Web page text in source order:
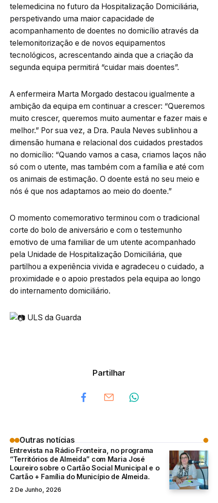
telemedicina no futuro da Hospitalização Domiciliária,
perspetivando uma maior capacidade de
acompanhamento de doentes no domicílio através da
telemonitorização e de novos equipamentos
tecnológicos, acrescentando ainda que a criação da
segunda equipa permitirá “cuidar mais doentes”.
A enfermeira Marta Morgado destacou igualmente a
ambição da equipa em continuar a crescer: “Queremos
muito crescer, queremos muito aumentar e fazer mais e
melhor.” Por sua vez, a Dra. Paula Neves sublinhou a
dimensão humana e relacional dos cuidados prestados
no domicílio: “Quando vamos a casa, criamos laços não
só com o utente, mas também com a família e até com
os animais de estimação. O doente está no seu meio e
nós é que nos adaptamos ao meio do doente.”
O momento comemorativo terminou com o tradicional
corte do bolo de aniversário e com o testemunho
emotivo de uma familiar de um utente acompanhado
pela Unidade de Hospitalização Domiciliária, que
partilhou a experiência vivida e agradeceu o cuidado, a
proximidade e o apoio prestados pela equipa ao longo
do internamento domiciliário.
ULS da Guarda
Partilhar
Outras notícias
Entrevista na Rádio Fronteira, no programa
“Territórios de Almeida” com Maria José
Loureiro sobre o Cartão Social Municipal e o
Cartão + Família do Município de Almeida.
2 De Junho, 2026